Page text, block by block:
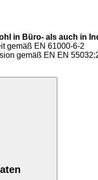
in Büro- als auch in
gemäß EN 61000-6-2
gemäß EN EN